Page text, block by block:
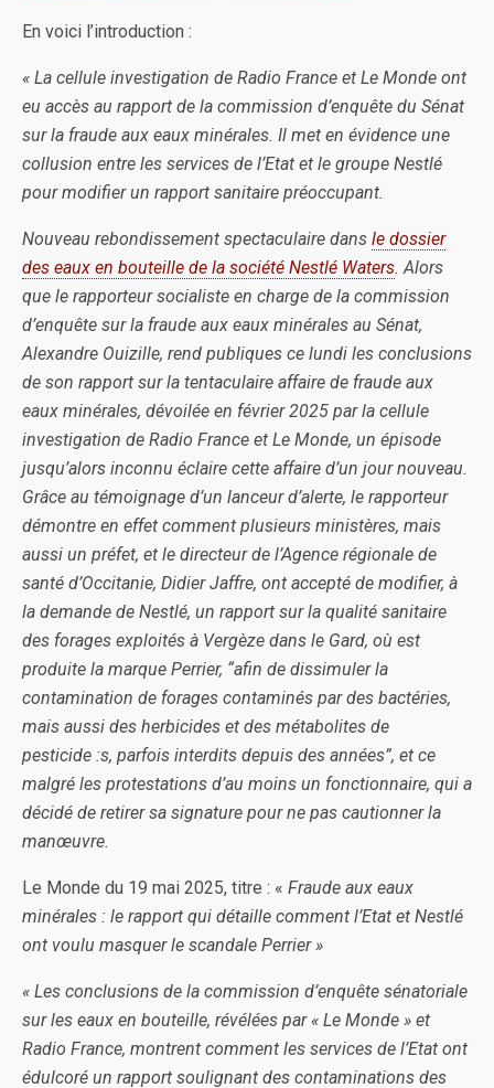
En voici l’introduction :
« La cellule investigation de Radio France et Le Monde ont
eu accès au rapport de la commission d’enquête du Sénat
sur la fraude aux eaux minérales. Il met en évidence une
collusion entre les services de l’Etat et le groupe Nestlé
pour modifier un rapport sanitaire préoccupant.
Nouveau rebondissement spectaculaire dans le dossier
des eaux en bouteille de la société Nestlé Waters. Alors
que le rapporteur socialiste en charge de la commission
d’enquête sur la fraude aux eaux minérales au Sénat,
Alexandre Ouizille, rend publiques ce lundi les conclusions
de son rapport sur la tentaculaire affaire de fraude aux
eaux minérales, dévoilée en février 2025 par la cellule
investigation de Radio France et Le Monde, un épisode
jusqu’alors inconnu éclaire cette affaire d’un jour nouveau.
Grâce au témoignage d’un lanceur d’alerte, le rapporteur
démontre en effet comment plusieurs ministères, mais
aussi un préfet, et le directeur de l’Agence régionale de
santé d’Occitanie, Didier Jaffre, ont accepté de modifier, à
la demande de Nestlé, un rapport sur la qualité sanitaire
des forages exploités à Vergèze dans le Gard, où est
produite la marque Perrier, “afin de dissimuler la
contamination de forages contaminés par des bactéries,
mais aussi des herbicides et des métabolites de
pesticide :s, parfois interdits depuis des années”, et ce
malgré les protestations d’au moins un fonctionnaire, qui a
décidé de retirer sa signature pour ne pas cautionner la
manœuvre.
Le Monde du 19 mai 2025, titre : « Fraude aux eaux
minérales : le rapport qui détaille comment l’Etat et Nestlé
ont voulu masquer le scandale Perrier »
« Les conclusions de la commission d’enquête sénatoriale
sur les eaux en bouteille, révélées par « Le Monde » et
Radio France, montrent comment les services de l’Etat ont
édulcoré un rapport soulignant des contaminations des